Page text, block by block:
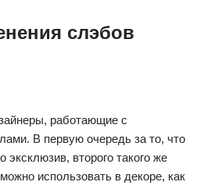
слэбов
работающие с
В первую очередь за то, что
эксклюзив, второго такого же
использовать в декоре, как